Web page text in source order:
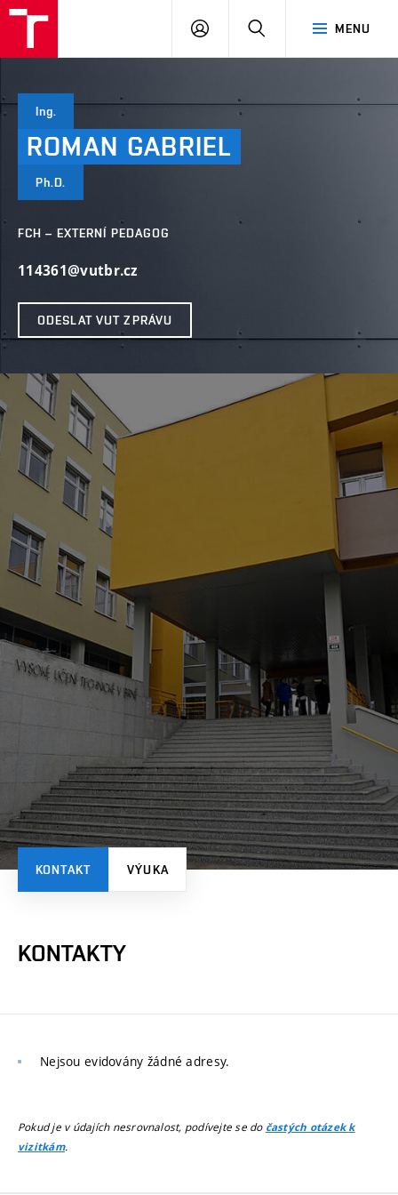
MENU
PŘIHLÁSIT
Ing.
ROMAN GABRIEL
Ph.D.
FCH – EXTERNÍ PEDAGOG
114361@vutbr.cz
ODESLAT VUT ZPRÁVU
KONTAKT VÝUKA
KONTAKTY
Nejsou evidovány žádné adresy.
Pokud je v údajích nesrovnalost, podívejte se do častých otázek k
vizitkám.